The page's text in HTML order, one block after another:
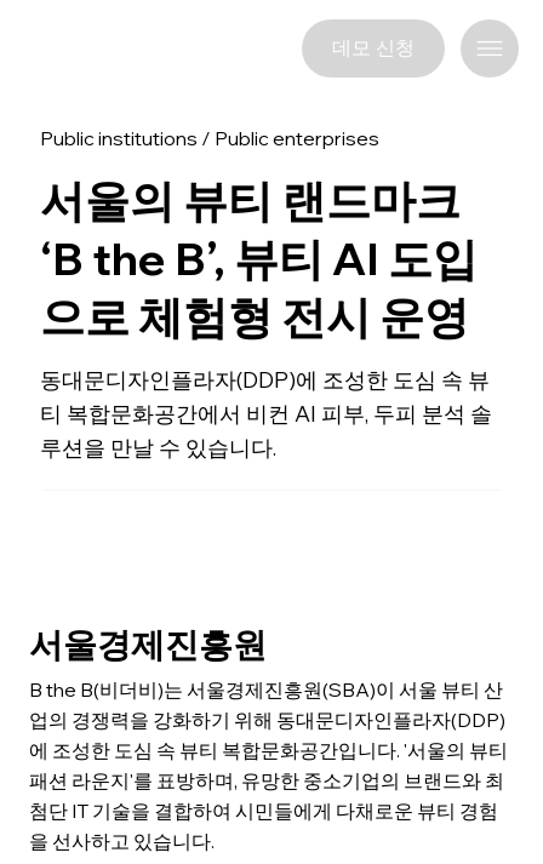
데모 신청
Public institutions / Public enterprises
서울의 뷰티 랜드마크
‘B the B’, 뷰티 AI 도입
으로 체험형 전시 운영
동대문디자인플라자(DDP)에 조성한 도심 속 뷰
티 복합문화공간에서 비컨 AI 피부, 두피 분석 솔
루션을 만날 수 있습니다.
서울경제진흥원
B the B(비더비)는 서울경제진흥원(SBA)이 서울 뷰티 산
업의 경쟁력을 강화하기 위해 동대문디자인플라자(DDP)
에 조성한 도심 속 뷰티 복합문화공간입니다. '서울의 뷰티
패션 라운지'를 표방하며, 유망한 중소기업의 브랜드와 최
첨단 IT 기술을 결합하여 시민들에게 다채로운 뷰티 경험
을 선사하고 있습니다.